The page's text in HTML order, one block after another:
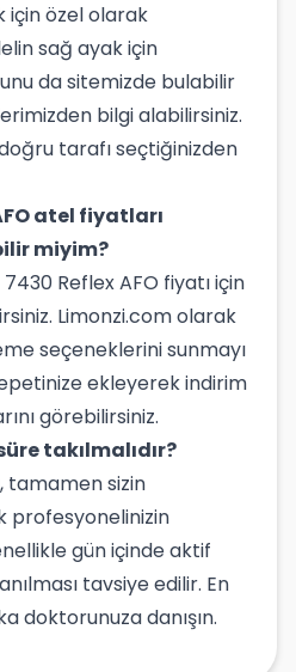
için özel olarak
sağ ayak için
da sitemizde bulabilir
bilgi alabilirsiniz.
tarafı seçtiğinizden
atel fiyatları
miyim?
Reflex AFO fiyatı için
Limonzi.com olarak
seçeneklerini sunmayı
ekleyerek indirim
görebilirsiniz.
takılmalıdır?
tamamen sizin
profesyonelinizin
gün içinde aktif
tavsiye edilir. En
doktorunuza danışın.